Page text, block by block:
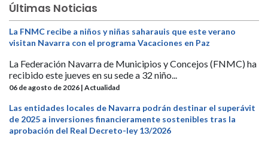
Últimas Noticias
La FNMC recibe a niños y niñas saharauis que este verano
visitan Navarra con el programa Vacaciones en Paz
La Federación Navarra de Municipios y Concejos (FNMC) ha
recibido este jueves en su sede a 32 niño...
06 de agosto de 2026 | Actualidad
Las entidades locales de Navarra podrán destinar el superávit
de 2025 a inversiones financieramente sostenibles tras la
aprobación del Real Decreto-ley 13/2026